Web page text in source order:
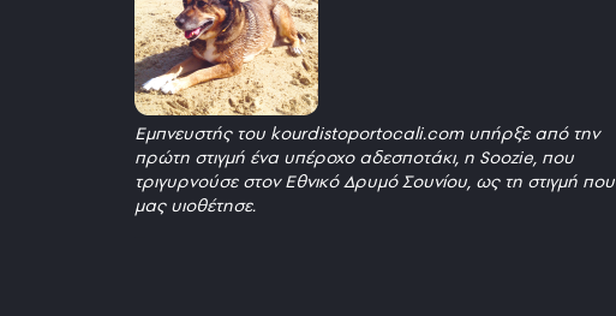
Εμπνευστής του kourdistoportocali.com υπήρξε από την
πρώτη στιγμή ένα υπέροχο αδεσποτάκι, η Soozie, που
τριγυρνούσε στον Εθνικό Δρυμό Σουνίου, ως τη στιγμή που
μας υιοθέτησε.